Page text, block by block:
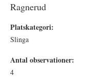
Ragnerud
Platskategori:
Slinga
Antal observationer:
4